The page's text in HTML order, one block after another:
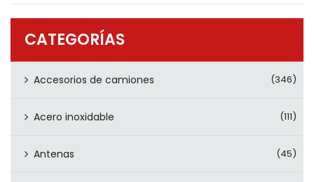
PRODUCTOS
CONTÁCTENOS
CATEGORÍAS
Accesorios de camiones (346)
Acero inoxidable (111)
Antenas (45)